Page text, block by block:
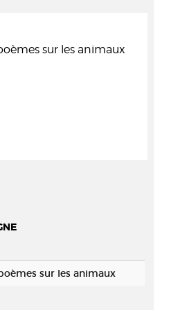
sur les animaux
sur les animaux